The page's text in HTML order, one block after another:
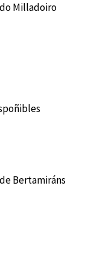
Milladoiro
Bertamiráns